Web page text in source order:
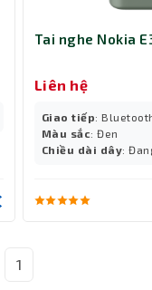
Tai nghe Nokia
Liên hệ
Giao tiếp:
Màu sắc: Đen
Chiều dài dây:
1